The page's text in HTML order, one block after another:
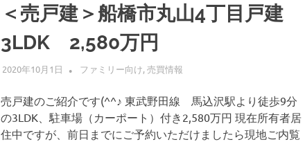
＜売戸建＞船橋市丸山4丁目戸建
3LDK 2,580万円
2020年10月1日 ALLFLOW
ファミリー向け,売買情報
売戸建のご紹介です(^^♪ 東武野田線 馬込沢駅より徒歩9分
の3LDK、駐車場（カーポート）付き2,580万円 現在所有者居
住中ですが、前日までにご予約いただけましたら現地ご内覧